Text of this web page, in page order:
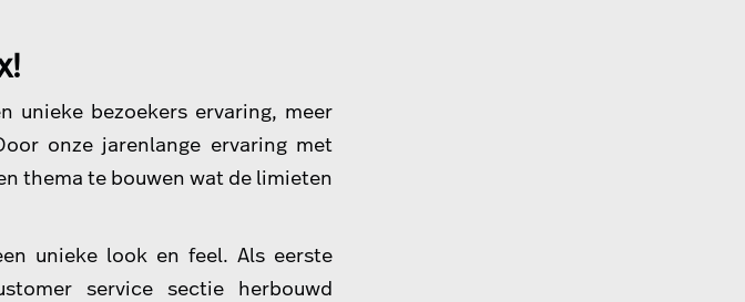
unieke bezoekers ervaring, meer
onze jarenlange ervaring met
thema te bouwen wat de limieten
unieke look en feel. Als eerste
service sectie herbouwd